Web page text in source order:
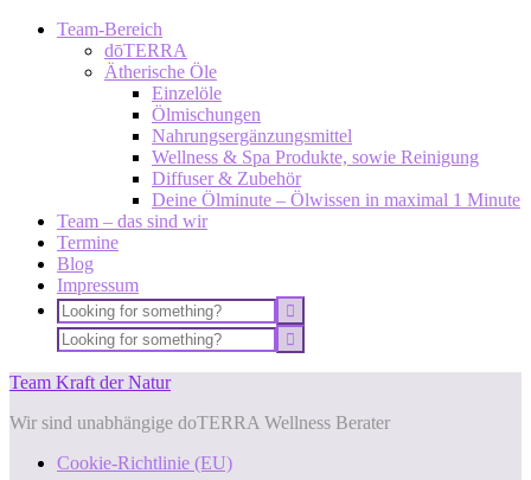
Team-Bereich
dōTERRA
Ätherische Öle
Einzelöle
Ölmischungen
Nahrungsergänzungsmittel
Wellness & Spa Produkte, sowie Reinigung
Diffuser & Zubehör
Deine Ölminute – Ölwissen in maximal 1 Minute
Team – das sind wir
Termine
Blog
Impressum
Team Kraft der Natur
Wir sind unabhängige doTERRA Wellness Berater
Cookie-Richtlinie (EU)